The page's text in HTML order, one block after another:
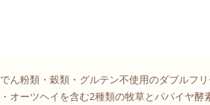
でん粉類・穀類・グルテン不使用のダブルフ
・オーツヘイを含む2種類の牧草とパパイヤ酵